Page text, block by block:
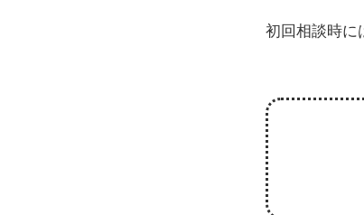
初回相談時に